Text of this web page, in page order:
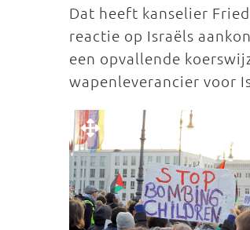
Dat heeft kanselier
reactie op Israëls
een opvallende
wapenleverancier voor